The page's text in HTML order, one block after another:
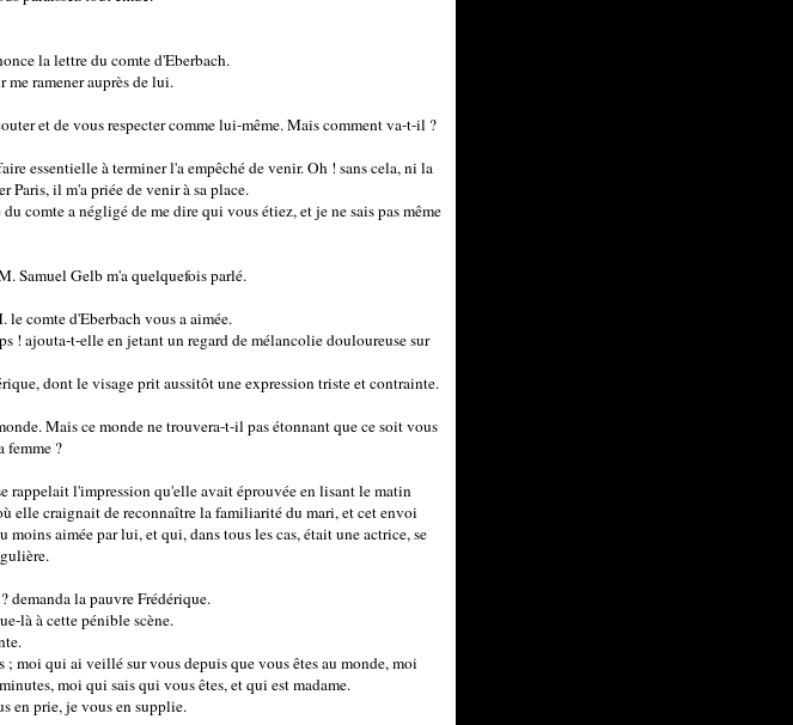
la lettre du comte d'Eberbach.
me ramener auprès de lui.
et de vous respecter comme lui-même. Mais comment va-t-il ?
essentielle à terminer l'a empêché de venir. Oh ! sans cela, ni la
il m'a priée de venir à sa place.
comte a négligé de me dire qui vous étiez, et je ne sais pas même
Samuel Gelb m'a quelquefois parlé.
le comte d'Eberbach vous a aimée.
! ajouta-t-elle en jetant un regard de mélancolie douloureuse sur
dont le visage prit aussitôt une expression triste et contrainte.
Mais ce monde ne trouvera-t-il pas étonnant que ce soit vous
femme ?
rappelait l'impression qu'elle avait éprouvée en lisant le matin
elle craignait de reconnaître la familiarité du mari, et cet envoi
aimée par lui, et qui, dans tous les cas, était une actrice, se
demanda la pauvre Frédérique.
là à cette pénible scène.
moi qui ai veillé sur vous depuis que vous êtes au monde, moi
moi qui sais qui vous êtes, et qui est madame.
en prie, je vous en supplie.